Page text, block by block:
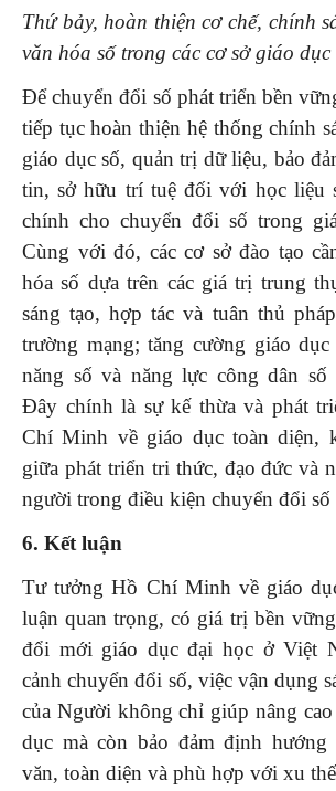
Thứ bảy, hoàn thiện cơ chế, chính
văn hóa số trong các cơ sở giáo dục
Để chuyển đổi số phát triển bền
tiếp tục hoàn thiện hệ thống chính
giáo dục số, quản trị dữ liệu, bảo
tin, sở hữu trí tuệ đối với học liệu
chính cho chuyển đổi số trong
Cùng với đó, các cơ sở đào tạo
hóa số dựa trên các giá trị trung
sáng tạo, hợp tác và tuân thủ
trường mạng; tăng cường giáo
năng số và năng lực công dân số
Đây chính là sự kế thừa và phát
Chí Minh về giáo dục toàn diện,
giữa phát triển tri thức, đạo đức và
người trong điều kiện chuyển đổi số
6. Kết luận
Tư tưởng Hồ Chí Minh về giáo
luận quan trọng, có giá trị bền
đổi mới giáo dục đại học ở Việt
cảnh chuyển đổi số, việc vận dụng
của Người không chỉ giúp nâng
dục mà còn bảo đảm định hướng
văn, toàn diện và phù hợp với xu